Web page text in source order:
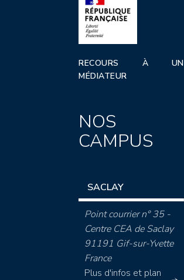
RECOURS À UN
MÉDIATEUR
NOS
CAMPUS
SACLAY
Point courrier n° 35 -
Centre CEA de Saclay
91191 Gif-sur-Yvette
France
Plus d'infos et plan